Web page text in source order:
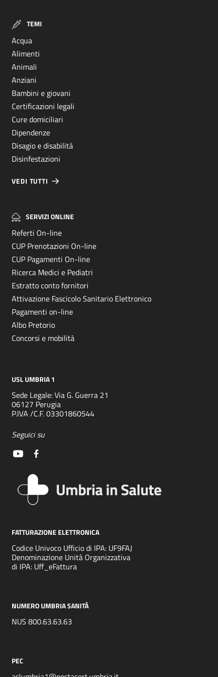
TEMI
Acqua
Alimenti
Animali
Anziani
Bambini e giovani
Certificazioni legali
Cure domiciliari
Dipendenze
Disagio e disabilità
Disinfestazioni
VEDI TUTTI
SERVIZI ONLINE
Referti On-line
CUP Prenotazioni On-line
CUP Pagamenti On-line
Ricerca Medici e Pediatri
Estratto conto fornitori
Attivazione Fascicolo Sanitario Elettronico
Pagamenti on-line
Albo Pretorio
Concorsi e mobilità
USL UMBRIA 1
Sede Legale: Via G. Guerra 21
06127 Perugia
P.IVA /C.F. 03301860544
Seguici su
FATTURAZIONE ELETTRONICA
Codice Univoco Ufficio di IPA: UF9FAJ
Denominazione Unità Organizzativa
di IPA: Uff_eFattura
NUMERO UMBRIA SANITÀ
NUS 800.63.63.63
PEC